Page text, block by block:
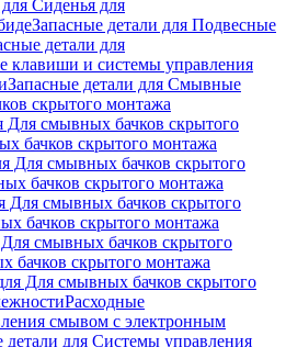
Сиденья для
Запасные детали для Подвесные
детали для
клавиши и системы управления
Запасные детали для Смывные
скрытого монтажа
Для смывных бачков скрытого
бачков скрытого монтажа
Для смывных бачков скрытого
бачков скрытого монтажа
Для смывных бачков скрытого
бачков скрытого монтажа
смывных бачков скрытого
бачков скрытого монтажа
Для смывных бачков скрытого
Расходные
смывом с электронным
детали для Системы управления